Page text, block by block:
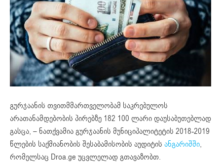
გურჯაანის თვითმმართველობამ საკრებულოს
არათანამდებობის პირებზე 182 100 ლარი დაუსაბუთებლად
გასცა, – ნათქვამია გურჯაანის მუნიციპალიტეტის 2018-2019
წლების საქმიანობის შესაბამისობის აუდიტის ანგარიშში,
რომელსაც Droa.ge უცვლელად გთავაზობთ.